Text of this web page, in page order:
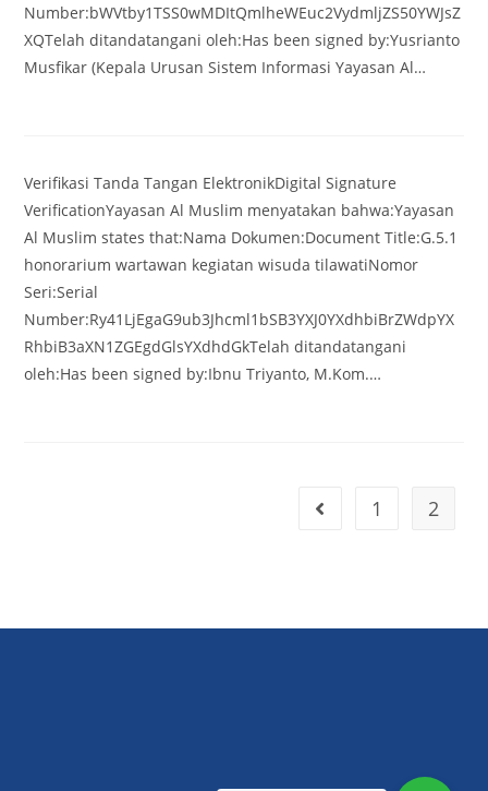
Number:bWVtby1TSS0wMDItQmlheWEuc2VydmljZS50YWJsZ
XQTelah ditandatangani oleh:Has been signed by:Yusrianto
Musfikar (Kepala Urusan Sistem Informasi Yayasan Al…
Verifikasi Tanda Tangan ElektronikDigital Signature
VerificationYayasan Al Muslim menyatakan bahwa:Yayasan
Al Muslim states that:Nama Dokumen:Document Title:G.5.1
honorarium wartawan kegiatan wisuda tilawatiNomor
Seri:Serial
Number:Ry41LjEgaG9ub3Jhcml1bSB3YXJ0YXdhbiBrZWdpYX
RhbiB3aXN1ZGEgdGlsYXdhdGkTelah ditandatangani
oleh:Has been signed by:Ibnu Triyanto, M.Kom.…
1 2